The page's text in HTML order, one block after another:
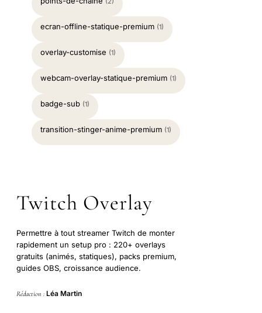
ecran-offline-statique-premium (1)
overlay-customise (1)
webcam-overlay-statique-premium (1)
badge-sub (1)
transition-stinger-anime-premium (1)
Twitch Overlay
Permettre à tout streamer Twitch de monter
rapidement un setup pro : 220+ overlays
gratuits (animés, statiques), packs premium,
guides OBS, croissance audience.
Rédaction : Léa Martin